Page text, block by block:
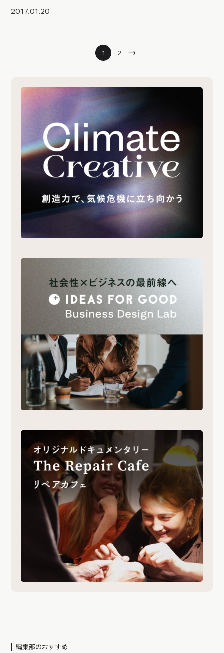
2017.01.20
1 2 →
編集部のおすすめ